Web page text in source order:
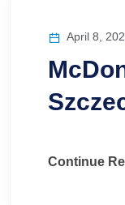
April 8,
Continue